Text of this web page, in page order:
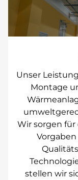
Unser
Montage
Wir sorgen
stellen wir